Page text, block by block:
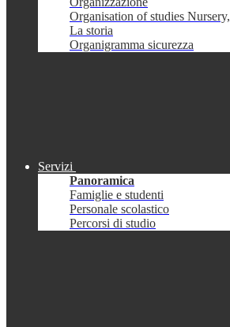
Organisation of studies
La storia
Organigramma sicurezza
Servizi
Panoramica
Famiglie e studenti
Personale scolastico
Percorsi di studio